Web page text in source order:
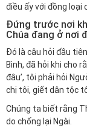
điều ấy với đồng loại
Đứng trước nơi
Chúa đang ở nơi
Đó là câu hỏi đầu
Bình, đã hỏi khi cho
đâu’, tôi phải hỏi
chị tôi, giết dân tộc
Chúng ta biết rằng
do chống lại Ngài.